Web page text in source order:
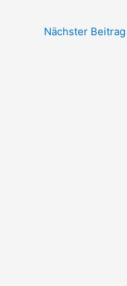
Nächster Beitrag